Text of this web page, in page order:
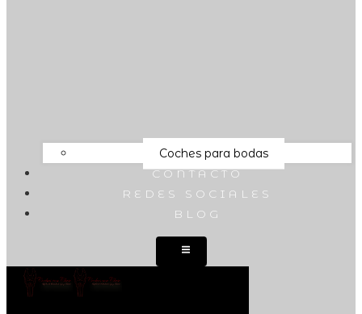
Coches para bodas
CONTACTO
REDES SOCIALES
BLOG